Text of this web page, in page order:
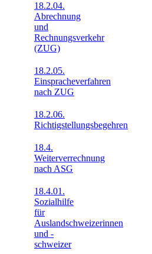
18.2.04.
Abrechnung
und
Rechnungsverkehr
(ZUG)
18.2.05.
Einspracheverfahren
nach ZUG
18.2.06.
Richtigstellungsbegehren
18.4.
Weiterverrechnung
nach ASG
18.4.01.
Sozialhilfe
für
Auslandschweizerinnen
und -
schweizer